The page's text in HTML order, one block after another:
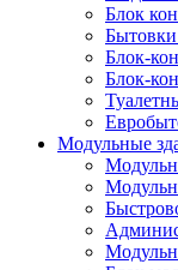
Блок
Блок-
Блок-
Модульные